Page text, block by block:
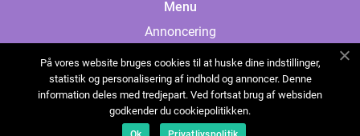
Menu
Annoncering
Cookies
Kontakt os
Sitemap
På vores website bruges cookies til at huske dine indstillinger,
statistik og personalisering af indhold og annoncer. Denne
information deles med tredjepart. Ved fortsat brug af websiden
godkender du cookiepolitikken.